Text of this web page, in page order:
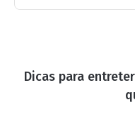
Dicas para